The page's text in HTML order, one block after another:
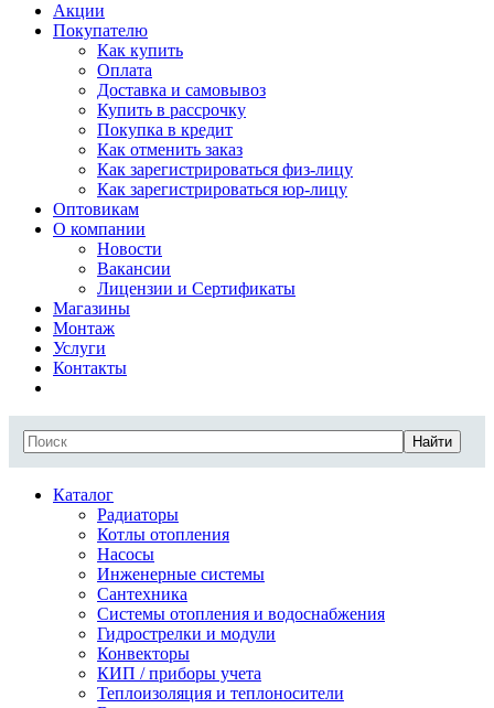
Акции
Покупателю
Как купить
Оплата
Доставка и самовывоз
Купить в рассрочку
Покупка в кредит
Как отменить заказ
Как зарегистрироваться физ-лицу
Как зарегистрироваться юр-лицу
Оптовикам
О компании
Новости
Вакансии
Лицензии и Сертификаты
Магазины
Монтаж
Услуги
Контакты
Найти
Каталог
Радиаторы
Котлы отопления
Насосы
Инженерные системы
Сантехника
Системы отопления и водоснабжения
Гидрострелки и модули
Конвекторы
КИП / приборы учета
Теплоизоляция и теплоносители